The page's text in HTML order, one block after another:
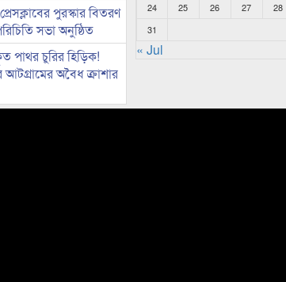
পুরস্কার বিতরণ
সভা অনুষ্ঠিত
পাথর চুরির হিড়িক!
অবৈধ ক্রাশার
24
25 26 27 28
31
« Jul